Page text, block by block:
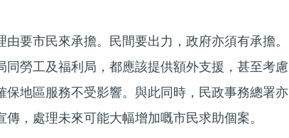
要市民來承擔。民間要出力，政府亦須有承擔。
勞工及福利局，都應該提供額外支援，甚至考慮
保地區服務不受影響。與此同時，民政事務總署亦
，處理未來可能大幅增加嘅市民求助個案。